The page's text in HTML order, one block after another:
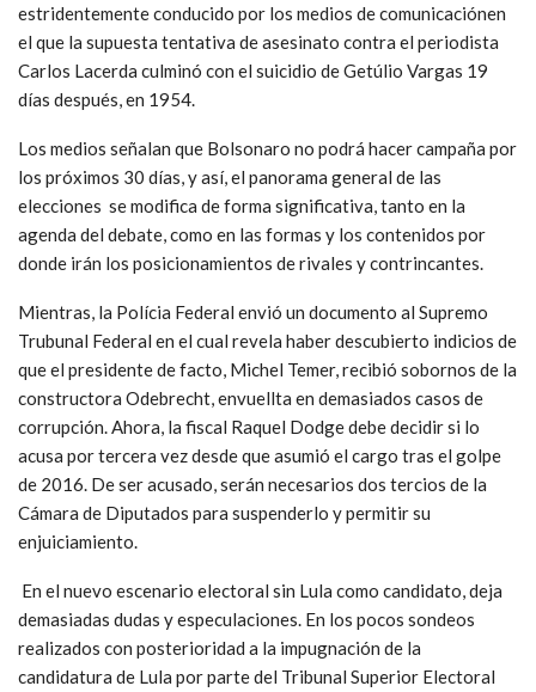
estridentemente conducido por los medios de comunicaciónen
el que la supuesta tentativa de asesinato contra el periodista
Carlos Lacerda culminó con el suicidio de Getúlio Vargas 19
días después, en 1954.
Los medios señalan que Bolsonaro no podrá hacer campaña por
los próximos 30 días, y así, el panorama general de las
elecciones se modifica de forma significativa, tanto en la
agenda del debate, como en las formas y los contenidos por
donde irán los posicionamientos de rivales y contrincantes.
Mientras, la Polícia Federal envió un documento al Supremo
Trubunal Federal en el cual revela haber descubierto indicios de
que el presidente de facto, Michel Temer, recibió sobornos de la
constructora Odebrecht, envuellta en demasiados casos de
corrupción. Ahora, la fiscal Raquel Dodge debe decidir si lo
acusa por tercera vez desde que asumió el cargo tras el golpe
de 2016. De ser acusado, serán necesarios dos tercios de la
Cámara de Diputados para suspenderlo y permitir su
enjuiciamiento.
En el nuevo escenario electoral sin Lula como candidato, deja
demasiadas dudas y especulaciones. En los pocos sondeos
realizados con posterioridad a la impugnación de la
candidatura de Lula por parte del Tribunal Superior Electoral